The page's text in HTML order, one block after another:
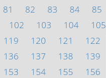
81 82 83 84
85
102 103 104
105
119 120 121
122
136 137 138
139
153 154 155
156